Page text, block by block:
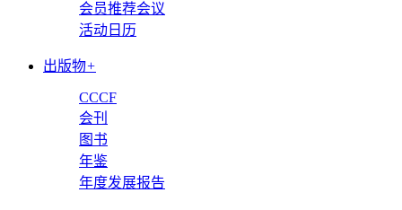
会员推荐会议
活动日历
出版物+
CCCF
会刊
图书
年鉴
年度发展报告